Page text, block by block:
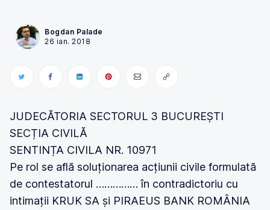
Bogdan Palade
26 ian. 2018
JUDECĂTORIA SECTORUL 3 BUCUREȘTI
SECȚIA CIVILĂ
SENTINȚA CIVILA NR. 10971
Pe rol se află soluționarea acțiunii civile formulată
de contestatorul …………… în contradictoriu cu
intimații KRUK SA și PIRAEUS BANK ROMÂNIA